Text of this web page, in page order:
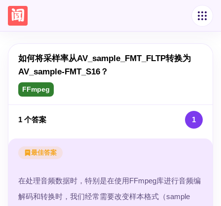
如何将采样率从AV_sample_FMT_FLTP转换为
AV_sample-FMT_S16？
FFmpeg
1 个答案 1
最佳答案
在处理音频数据时，特别是在使用FFmpeg库进行音频编
解码和转换时，我们经常需要改变样本格式（sample